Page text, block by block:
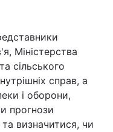
Міністерства
сільського
справ, а
і оборони,
прогнози
та визначитися, чи